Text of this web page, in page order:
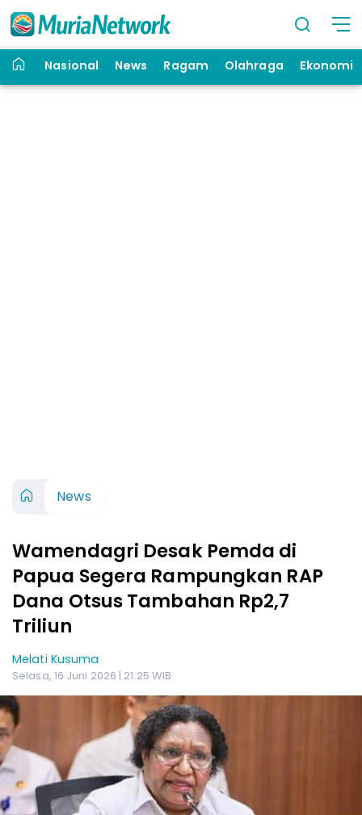
Nasional News Ragam Olahraga Ekonomi
News
Wamendagri Desak Pemda di
Papua Segera Rampungkan RAP
Dana Otsus Tambahan Rp2,7
Triliun
Melati Kusuma
Selasa, 16 Juni 2026 | 21:25 WIB